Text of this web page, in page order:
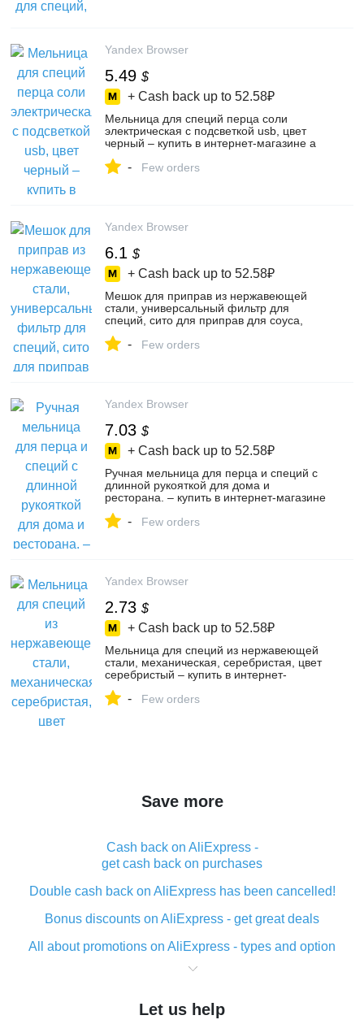
Yandex Browser
5.49 $
+ Cash back up to 52.58₽
Мельница для специй перца соли
электрическая с подсветкой usb, цвет
черный – купить в интернет-магазине a
4333241498
- Few orders
Yandex Browser
6.1 $
+ Cash back up to 52.58₽
Мешок для приправ из нержавеющей
стали, универсальный фильтр для
специй, сито для приправ для соуса,
интернет-магазине BalticDeal на Яндекс
- Few orders
Yandex Browser
7.03 $
+ Cash back up to 52.58₽
Ручная мельница для перца и специй с
длинной рукояткой для дома и
ресторана. – купить в интернет-магазине
5357693439
- Few orders
Yandex Browser
2.73 $
+ Cash back up to 52.58₽
Мельница для специй из нержавеющей
стали, механическая, серебристая, цвет
серебристый – купить в интернет-
Маркете, 5354061386
- Few orders
Save more
Cash back on AliExpress -
get cash back on purchases
Double cash back on AliExpress has been cancelled!
Bonus discounts on AliExpress - get great deals
All about promotions on AliExpress - types and option
What is cash back when making purchases on
The best place to download cash back for AliExpress
Let us help